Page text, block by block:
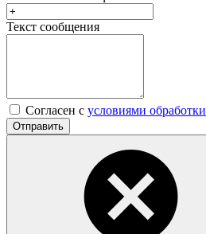
Текст сообщения
Согласен с условиями обработки
Отправить